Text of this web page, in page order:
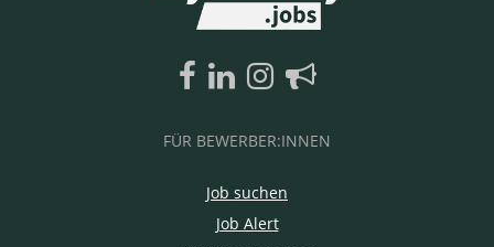
FÜR BEWERBER:INNEN
Job suchen
Job Alert